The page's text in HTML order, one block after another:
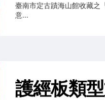
臺南市定古蹟海山館收藏之
意...
護經板類